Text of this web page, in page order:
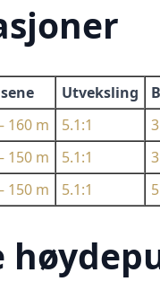
Utveksling
160 m 5.1:1
150 m 5.1:1
150 m 5.1:1